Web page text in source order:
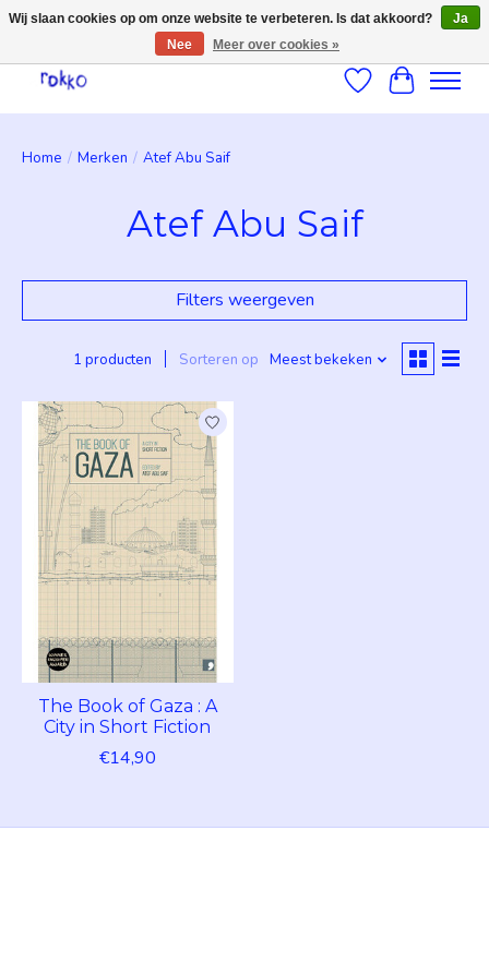
Verlanglijst
Home / Merken / Atef Abu Saif
Atef Abu Saif
Filters weergeven
1 producten Sorteren op Meest bekeken
The Book of Gaza : A
City in Short Fiction
€14,90
Wij slaan cookies op om onze website te verbeteren. Is dat akkoord?
Ja
Nee
Meer over cookies »